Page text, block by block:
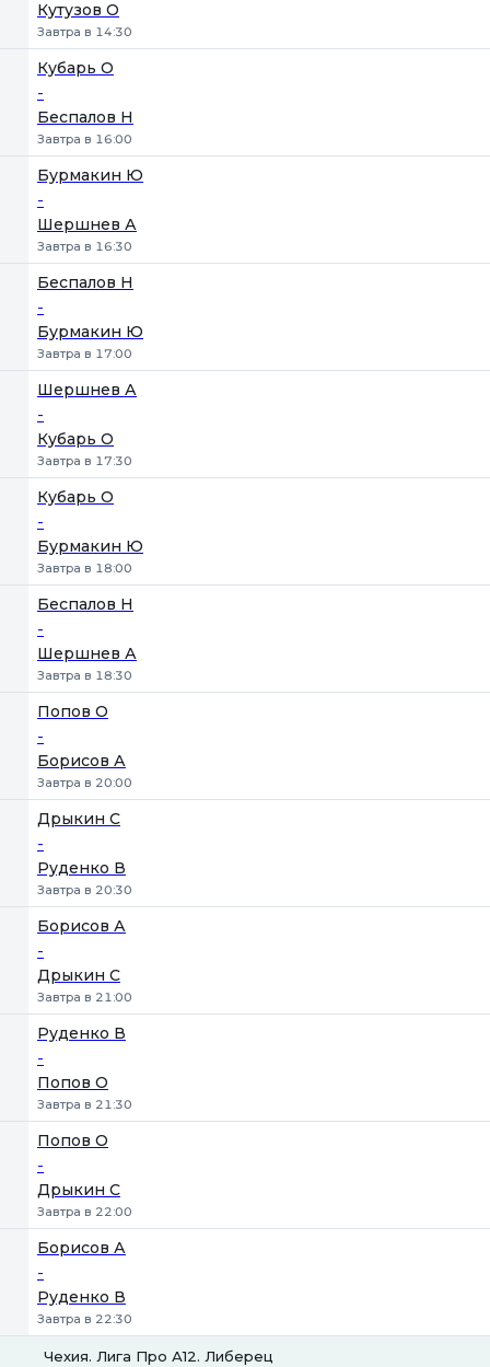
Кутузов О
Завтра в 14:30
Кубарь О
-
Беспалов Н
Завтра в 16:00
Бурмакин Ю
-
Шершнев А
Завтра в 16:30
Беспалов Н
-
Бурмакин Ю
Завтра в 17:00
Шершнев А
-
Кубарь О
Завтра в 17:30
Кубарь О
-
Бурмакин Ю
Завтра в 18:00
Беспалов Н
-
Шершнев А
Завтра в 18:30
Попов О
-
Борисов А
Завтра в 20:00
Дрыкин С
-
Руденко В
Завтра в 20:30
Борисов А
-
Дрыкин С
Завтра в 21:00
Руденко В
-
Попов О
Завтра в 21:30
Попов О
-
Дрыкин С
Завтра в 22:00
Борисов А
-
Руденко В
Завтра в 22:30
Чехия. Лига Про А12. Либерец